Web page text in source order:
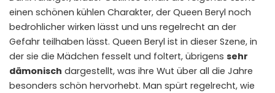
einen schönen kühlen Charakter, der Queen Beryl noch
bedrohlicher wirken lässt und uns regelrecht an der
Gefahr teilhaben lässt. Queen Beryl ist in dieser Szene, in
der sie die Mädchen fesselt und foltert, übrigens sehr
dämonisch dargestellt, was ihre Wut über all die Jahre
besonders schön hervorhebt. Man spürt regelrecht, wie